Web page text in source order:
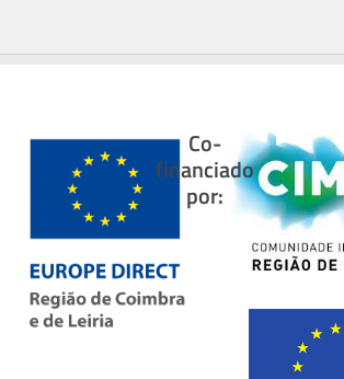
Co-
financiado
por: